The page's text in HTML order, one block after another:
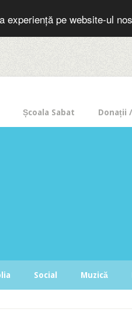
experiență pe website-ul
Școala Sabat Donații
Social Muzică